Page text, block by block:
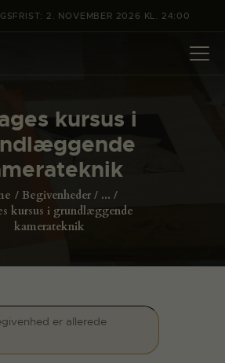
2. NOVEMBER 2026 KL. 24:00
kursus i
Begivenheder
...
kursus i grundlæggende
kamerateknik
er allerede